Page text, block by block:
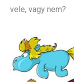
vele, vagy nem?